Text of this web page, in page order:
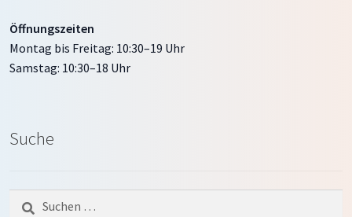
Öffnungszeiten
Montag bis Freitag: 10:30–19 Uhr
Samstag: 10:30–18 Uhr
Suche